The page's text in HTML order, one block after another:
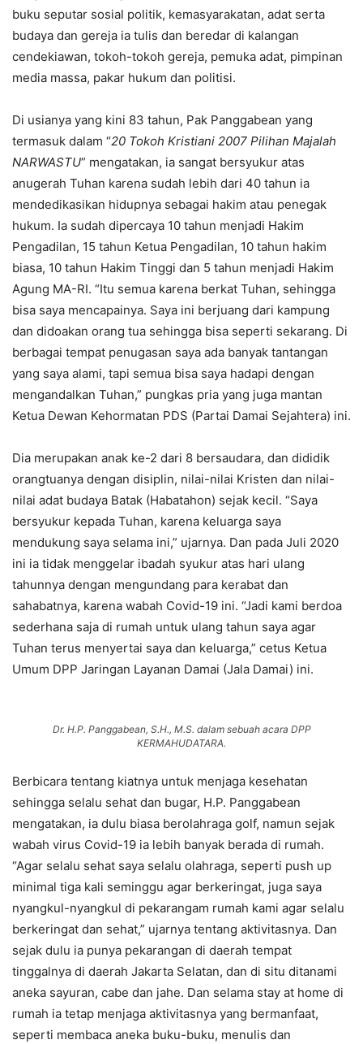
buku seputar sosial politik, kemasyarakatan, adat serta
budaya dan gereja ia tulis dan beredar di kalangan
cendekiawan, tokoh-tokoh gereja, pemuka adat, pimpinan
media massa, pakar hukum dan politisi.
Di usianya yang kini 83 tahun, Pak Panggabean yang
termasuk dalam “20 Tokoh Kristiani 2007 Pilihan Majalah
NARWASTU” mengatakan, ia sangat bersyukur atas
anugerah Tuhan karena sudah lebih dari 40 tahun ia
mendedikasikan hidupnya sebagai hakim atau penegak
hukum. Ia sudah dipercaya 10 tahun menjadi Hakim
Pengadilan, 15 tahun Ketua Pengadilan, 10 tahun hakim
biasa, 10 tahun Hakim Tinggi dan 5 tahun menjadi Hakim
Agung MA-RI. “Itu semua karena berkat Tuhan, sehingga
bisa saya mencapainya. Saya ini berjuang dari kampung
dan didoakan orang tua sehingga bisa seperti sekarang. Di
berbagai tempat penugasan saya ada banyak tantangan
yang saya alami, tapi semua bisa saya hadapi dengan
mengandalkan Tuhan,” pungkas pria yang juga mantan
Ketua Dewan Kehormatan PDS (Partai Damai Sejahtera) ini.
Dia merupakan anak ke-2 dari 8 bersaudara, dan dididik
orangtuanya dengan disiplin, nilai-nilai Kristen dan nilai-
nilai adat budaya Batak (Habatahon) sejak kecil. “Saya
bersyukur kepada Tuhan, karena keluarga saya
mendukung saya selama ini,” ujarnya. Dan pada Juli 2020
ini ia tidak menggelar ibadah syukur atas hari ulang
tahunnya dengan mengundang para kerabat dan
sahabatnya, karena wabah Covid-19 ini. “Jadi kami berdoa
sederhana saja di rumah untuk ulang tahun saya agar
Tuhan terus menyertai saya dan keluarga,” cetus Ketua
Umum DPP Jaringan Layanan Damai (Jala Damai) ini.
Dr. H.P. Panggabean, S.H., M.S. dalam sebuah acara DPP
KERMAHUDATARA.
Berbicara tentang kiatnya untuk menjaga kesehatan
sehingga selalu sehat dan bugar, H.P. Panggabean
mengatakan, ia dulu biasa berolahraga golf, namun sejak
wabah virus Covid-19 ia lebih banyak berada di rumah.
“Agar selalu sehat saya selalu olahraga, seperti push up
minimal tiga kali seminggu agar berkeringat, juga saya
nyangkul-nyangkul di pekarangam rumah kami agar selalu
berkeringat dan sehat,” ujarnya tentang aktivitasnya. Dan
sejak dulu ia punya pekarangan di daerah tempat
tinggalnya di daerah Jakarta Selatan, dan di situ ditanami
aneka sayuran, cabe dan jahe. Dan selama stay at home di
rumah ia tetap menjaga aktivitasnya yang bermanfaat,
seperti membaca aneka buku-buku, menulis dan